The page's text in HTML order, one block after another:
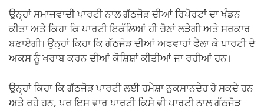
ਉਨ੍ਹਾਂ ਸਮਾਜਵਾਦੀ ਪਾਰਟੀ ਨਾਲ ਗੱਠਜੋੜ ਦੀਆਂ ਰਿਪੋਰਟਾਂ ਦਾ ਖੰਡਨ
ਕੀਤਾ ਅਤੇ ਕਿਹਾ ਕਿ ਪਾਰਟੀ ਇਕੱਲਿਆਂ ਹੀ ਚੋਣਾਂ ਲੜੇਗੀ ਅਤੇ ਸਰਕਾਰ
ਬਣਾਏਗੀ। ਉਨ੍ਹਾਂ ਕਿਹਾ ਕਿ ਗੱਠਜੋੜ ਦੀਆਂ ਅਫਵਾਹਾਂ ਫੈਲਾ ਕੇ ਪਾਰਟੀ ਦੇ
ਅਕਸ ਨੂੰ ਖਰਾਬ ਕਰਨ ਦੀਆਂ ਕੋਸ਼ਿਸ਼ਾਂ ਕੀਤੀਆਂ ਜਾ ਰਹੀਆਂ ਹਨ।
ਉਨ੍ਹਾਂ ਕਿਹਾ ਕਿ ਗੱਠਜੋੜ ਪਾਰਟੀ ਲਈ ਹਮੇਸ਼ਾ ਨੁਕਸਾਨਦੇਹ ਹੋ ਸਕਦੇ ਹਨ
ਅਤੇ ਰਹੇ ਹਨ, ਪਰ ਇਸ ਵਾਰ ਪਾਰਟੀ ਕਿਸੇ ਵੀ ਪਾਰਟੀ ਨਾਲ ਗੱਠਜੋੜ